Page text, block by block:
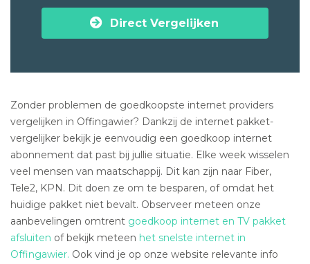
Direct Vergelijken
Zonder problemen de goedkoopste internet providers
vergelijken in Offingawier? Dankzij de internet pakket-
vergelijker bekijk je eenvoudig een goedkoop internet
abonnement dat past bij jullie situatie. Elke week wisselen
veel mensen van maatschappij. Dit kan zijn naar Fiber,
Tele2, KPN. Dit doen ze om te besparen, of omdat het
huidige pakket niet bevalt. Observeer meteen onze
aanbevelingen omtrent goedkoop internet en TV pakket
afsluiten of bekijk meteen het snelste internet in
Offingawier. Ook vind je op onze website relevante info